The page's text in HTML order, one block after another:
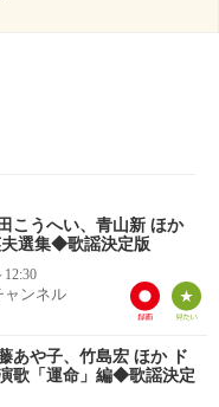
こうへい、青山新 ほか
選集◆歌謡決定版
12:30
ャンネル
あや子、竹島宏 ほか ド
歌「運命」編◆歌謡決定